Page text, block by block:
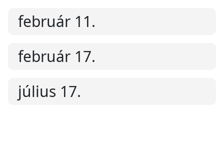
február 11.
február 17.
július 17.